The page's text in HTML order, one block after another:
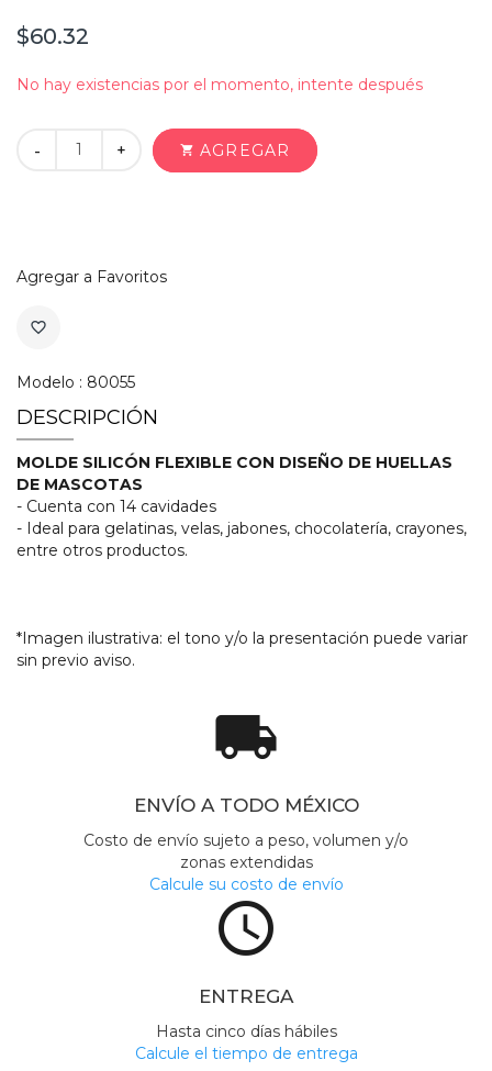
$60.32
No hay existencias por el momento, intente después
+
- shopping_cart AGREGAR
Agregar a Favoritos
favorite_border
Modelo : 80055
DESCRIPCIÓN
MOLDE SILICÓN FLEXIBLE CON DISEÑO DE HUELLAS
DE MASCOTAS
- Cuenta con 14 cavidades
- Ideal para gelatinas, velas, jabones, chocolatería, crayones,
entre otros productos.
*Imagen ilustrativa: el tono y/o la presentación puede variar
sin previo aviso.
local_shipping
ENVÍO A TODO MÉXICO
Costo de envío sujeto a peso, volumen y/o
zonas extendidas
Calcule su costo de envío
access_time
ENTREGA
Hasta cinco días hábiles
Calcule el tiempo de entrega